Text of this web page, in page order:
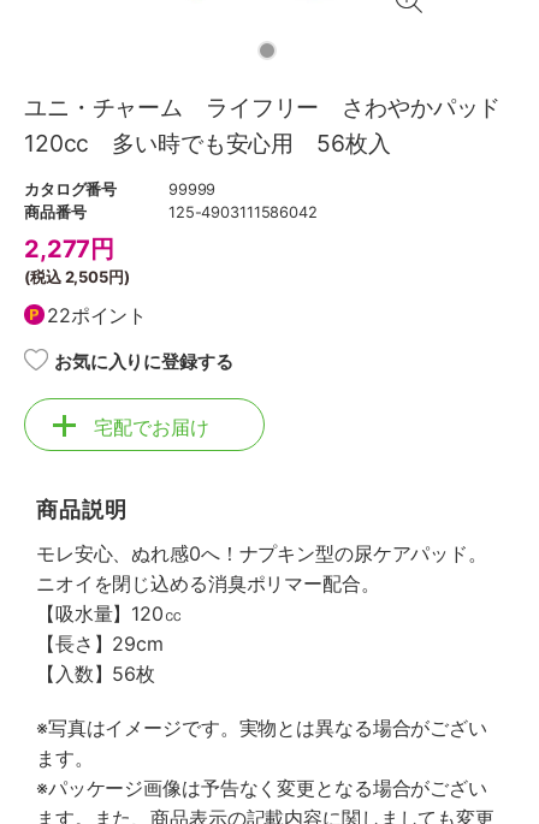
ユニ・チャーム ライフリー さわやかパッド
120cc 多い時でも安心用 56枚入
カタログ番号
99999
商品番号
125-4903111586042
2,277 円
(税込2,505円)
22ポイント
お気に入りに登録する
宅配でお届け
商品説明
モレ安心、ぬれ感0へ！ナプキン型の尿ケアパッド。
ニオイを閉じ込める消臭ポリマー配合。
【吸水量】120㏄
【長さ】29cm
【入数】56枚
※写真はイメージです。実物とは異なる場合がござい
ます。
※パッケージ画像は予告なく変更となる場合がござい
ます。また、商品表示の記載内容に関しましても変更